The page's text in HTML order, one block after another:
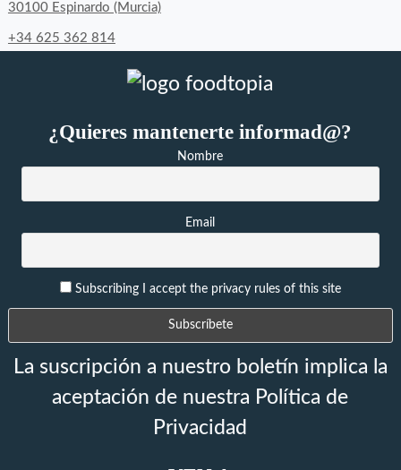
30100 Espinardo (Murcia)
+34 625 362 814
¿Quieres mantenerte informad@?
Nombre
Email
Subscribing I accept the privacy rules of this site
La suscripción a nuestro boletín implica la
aceptación de nuestra Política de
Privacidad